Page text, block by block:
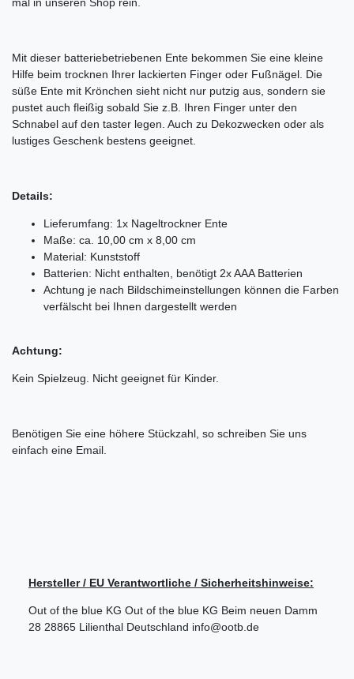
Mit dieser batteriebetriebenen Ente bekommen Sie eine kleine
Hilfe beim trocknen Ihrer lackierten Finger oder Fußnägel. Die
süße Ente mit Krönchen sieht nicht nur putzig aus, sondern sie
pustet auch fleißig sobald Sie z.B. Ihren Finger unter den
Schnabel auf den taster legen. Auch zu Dekozwecken oder als
lustiges Geschenk bestens geeignet.
Details:
Lieferumfang: 1x Nageltrockner Ente
Maße: ca. 10,00 cm x 8,00 cm
Material: Kunststoff
Batterien: Nicht enthalten, benötigt 2x AAA Batterien
Achtung je nach Bildschimeinstellungen können die Farben
verfälscht bei Ihnen dargestellt werden
Achtung:
Kein Spielzeug. Nicht geeignet für Kinder.
Benötigen Sie eine höhere Stückzahl, so schreiben Sie uns
einfach eine Email.
Hersteller / EU Verantwortliche / Sicherheitshinweise:
Out of the blue KG Out of the blue KG Beim neuen Damm
28 28865 Lilienthal Deutschland info@ootb.de